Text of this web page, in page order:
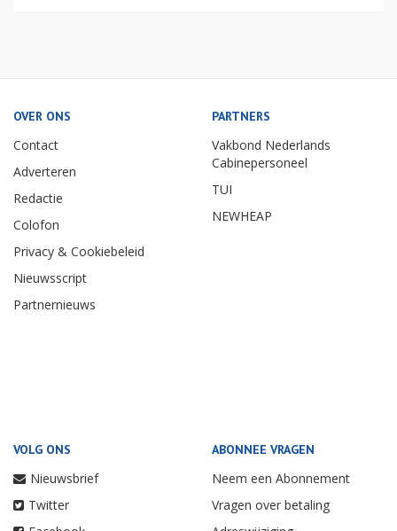
OVER ONS
Contact
Adverteren
Redactie
Colofon
Privacy & Cookiebeleid
Nieuwsscript
Partnernieuws
PARTNERS
Vakbond Nederlands
Cabinepersoneel
TUI
NEWHEAP
VOLG ONS
Nieuwsbrief
Twitter
ABONNEE VRAGEN
Neem een Abonnement
Vragen over betaling